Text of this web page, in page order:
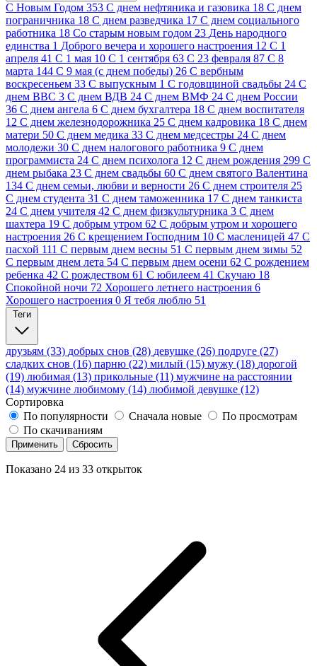
C Новым Годом 353 C днем нефтяника и газовика 18 C днем
пограничника 18 C днем разведчика 17 C днем социального
работника 18 Cо старым новым годом 23 День народного
единства 1 Доброго вечера и хорошего настроения 12 С 1
апреля 41 С 1 мая 10 С 1 сентября 63 С 23 февраля 87 С 8
марта 144 С 9 мая (с днем победы) 26 С вербным
воскресеньем 33 С выпускным 1 С годовщиной свадьбы 24 С
днем ВВС 3 С днем ВДВ 24 С днем ВМФ 24 С днем России
36 С днем ангела 6 С днем бухгалтера 18 С днем воспитателя
12 С днем железнодорожника 25 С днем кадровика 18 С днем
матери 50 С днем медика 33 С днем медсестры 24 С днем
молодежи 30 С днем налогового работника 9 С днем
программиста 24 С днем психолога 12 С днем рождения 299 С
днем рыбака 23 С днем свадьбы 60 С днем святого Валентина
134 С днем семьи, любви и верности 26 С днем строителя 25
С днем студента 31 С днем таможенника 17 С днем танкиста
24 С днем учителя 42 С днем физкультурника 3 С днем
шахтера 19 С добрым утром 62 С добрым утром и хорошего
настроения 26 С крещением Господним 10 С масленицей 47 С
пасхой 111 С первым днем весны 51 С первым днем зимы 52
С первым днем лета 54 С первым днем осени 62 С рождением
ребенка 42 С рождеством 61 С юбилеем 41 Скучаю 18
Спокойной ночи 72 Хорошего летнего настроения 6
Хорошего настроения 0 Я тебя люблю 51
Теги
друзьям (33) добрых снов (28) девушке (26) подруге (27)
сладких снов (16) парню (22) милый (15) мужу (18) дорогой
(19) любимая (13) прикольные (11) мужчине на расстоянии
(14) мужчине любимому (14) любимой девушке (12)
Сортировка
По популярности
Сначала новые
По просмотрам
По скачиваниям
Применить Сбросить
Показано 24 из 33 открыток